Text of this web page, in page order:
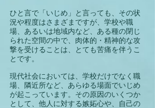
ひと言で「いじめ」と言っても、その状
況や程度はさまざまですが、学校や職
場、あるいは地域内など、ある種の閉じ
られた空間の中で、肉体的・精神的な攻
撃を受けることは、とても苦痛を伴うこ
とです。
現代社会においては、学校だけでなく職
場、隣近所など、あらゆる場面でいじめ
が起こっています。その原因のいくつか
として、他人に対する嫉妬心や、自己の